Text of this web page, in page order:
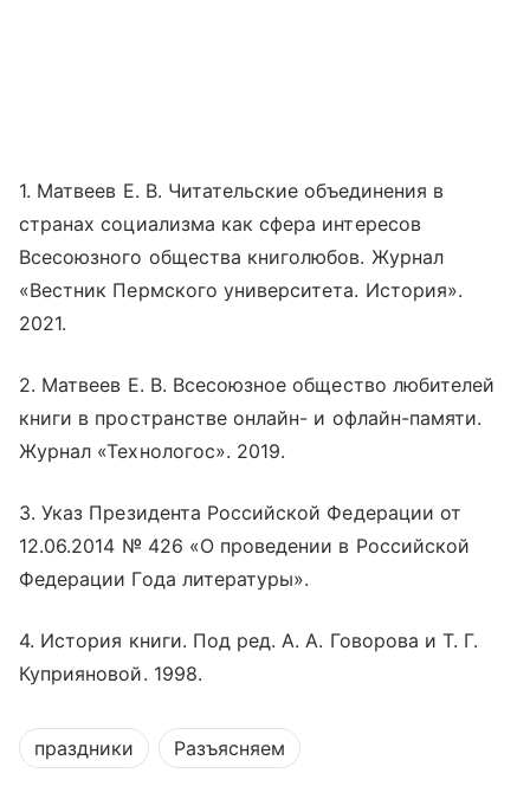
1. Матвеев Е. В. Читательские объединения в
странах социализма как сфера интересов
Всесоюзного общества книголюбов. Журнал
«Вестник Пермского университета. История».
2021.
2. Матвеев Е. В. Всесоюзное общество любителей
книги в пространствеонлайн- и офлайн-памяти.
Журнал «Технологос». 2019.
3. Указ Президента Российской Федерации от
12.06.2014 № 426 «О проведении в Российской
Федерации Года литературы».
4. История книги. Под ред. А. А. Говорова и Т. Г.
Куприяновой. 1998.
праздники Разъясняем